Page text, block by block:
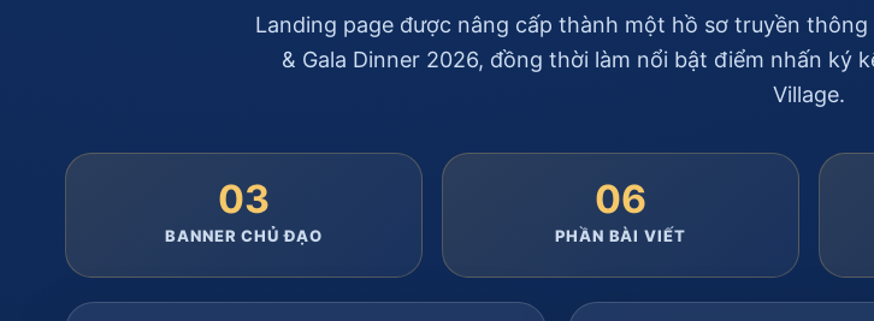
Landing page được nâng cấp thành một hồ sơ truyền
& Gala Dinner 2026, đồng thời làm nổi bật điểm nhấn ký
Village.
03
BANNER CHỦ ĐẠO
06
PHẦN BÀI VIẾT